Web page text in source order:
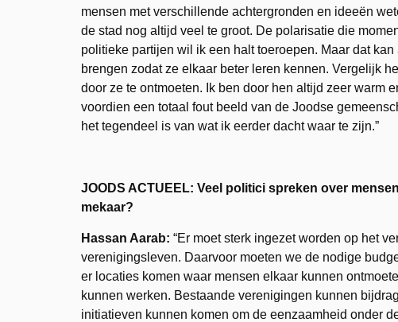
mensen met verschillende achtergronden en ideeën
de stad nog altijd veel te groot. De polarisatie die
politieke partijen wil ik een halt toeroepen. Maar dat
brengen zodat ze elkaar beter leren kennen. Vergelijk
door ze te ontmoeten. Ik ben door hen altijd zeer warm
voordien een totaal fout beeld van de Joodse
het tegendeel is van wat ik eerder dacht waar te zijn.”
JOODS ACTUEEL: Veel politici spreken over
mekaar?
Hassan Aarab: “Er moet sterk ingezet worden op het
verenigingsleven. Daarvoor moeten we de nodige
er locaties komen waar mensen elkaar kunnen
kunnen werken. Bestaande verenigingen kunnen
initiatieven kunnen komen om de eenzaamheid onder